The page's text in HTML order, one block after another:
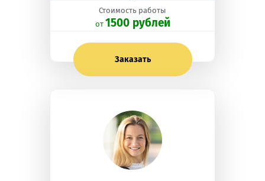
Стоимость работы
oт 1500 рублей
Заказать